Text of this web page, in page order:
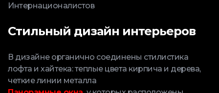
Интернационалистов
Стильный дизайн интерьеров
В дизайне органично соединены стилистика
лофта и хайтека: теплые цвета кирпича и дерева,
четкие линии металла